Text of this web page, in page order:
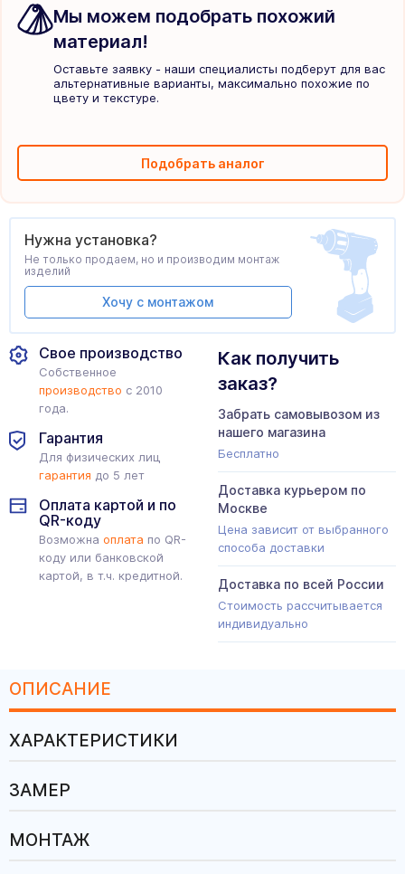
Мы можем подобрать похожий
материал!
Оставьте заявку - наши специалисты подберут для вас
альтернативные варианты, максимально похожие по
цвету и текстуре.
Подобрать аналог
Свое производство
Собственное
производство с 2010
года.
Гарантия
Для физических лиц
гарантия до 5 лет
Оплата картой и по
QR-коду
Возможна оплата по QR-
коду или банковской
картой, в т.ч. кредитной.
Как получить
заказ?
Забрать самовывозом из
нашего магазина
Бесплатно
Доставка курьером по
Москве
Цена зависит от выбранного
способа доставки
Доставка по всей России
Стоимость рассчитывается
индивидуально
Нужна установка?
Не только продаем, но и производим монтаж
изделий
Хочу с монтажом
ОПИСАНИЕ
ХАРАКТЕРИСТИКИ
ЗАМЕР
МОНТАЖ